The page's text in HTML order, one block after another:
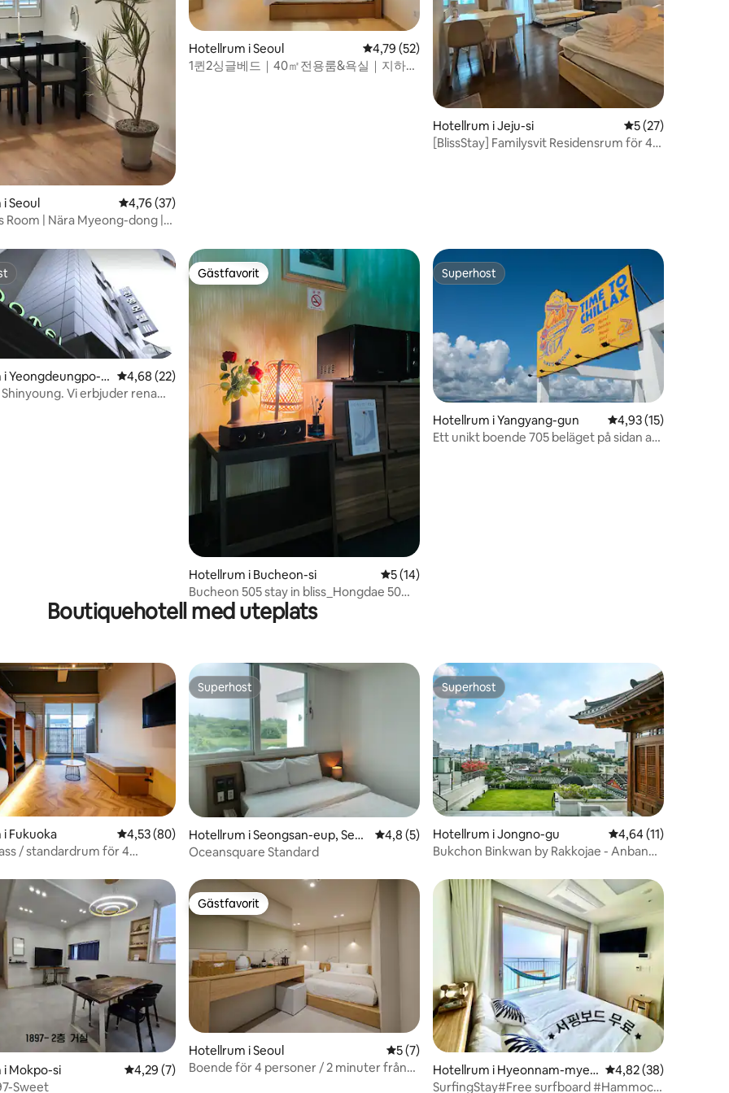
11:00 när du deltar i ett
betyg, 20 omdömen
Seoul 4,76 av 5 i genomsnittligt betyg, 37 omdömen
4,76 (37)
Room | Nära Myeong-dong |
| Privat badrum
Hotellrum i Seoul 4,79 av 5 i genomsnittligt betyg, 52 omdömen
4,79 (52)
1퀸2싱글베드｜40㎡전용룸&욕실｜지하철
Hotellrum i Jeju-si 5 av 5 i
5 (27)
[BlissStay] Familysvit Residensrum för 4
betyg, 4 omdömen
i Yeongdeungpo-d
gu
4,68 av 5 i genomsnittligt betyg, 22 omdömen
4,68 (22)
Vi erbjuder rena
Gästfavorit
Gästfavorit
Hotellrum i Bucheon-si 5 av 5 i genomsnittligt betyg, 14 omdömen
5 (14)
Bucheon 505 stay in bliss_Hongdae 50
minuter#Rökfritt
Superhost
Superhost
Hotellrum i Yangyang-gun 4,93 av 5 i
4,93 (15)
Ett unikt boende 705 beläget på sidan av
Boutiquehotell med uteplats
betyg, 149 omdömen
Fukuoka 4,53 av 5 i genomsnittligt betyg, 80 omdömen
4,53 (80)
/ standardrum för 4
/ obemannat
Superhost
Superhost
Hotellrum i Seongsan-eup, Seo
gwipo-si
4,8 av 5 i genomsnittligt betyg, 5 omdömen
4,8 (5)
Oceansquare Standard
Superhost
Superhost
Hotellrum i Jongno-gu 4,64 av 5 i
4,64 (11)
Bukchon Binkwan by Rakkojae - Anbang
betyg, 93 omdömen
Mokpo-si 4,29 av 5 i genomsnittligt betyg, 7 omdömen
4,29 (7)
Sweet
Gästfavorit
Gästfavorit
Hotellrum i Seoul 5 av 5 i genomsnittligt betyg, 7 omdömen
5 (7)
Boende för 4 personer / 2 minuter från
Hotellrum i Hyeonnam-myeo
n, Yangyang
4,82 av 5 i
4,82 (38)
SurfingStay#Free surfboard #Hammock